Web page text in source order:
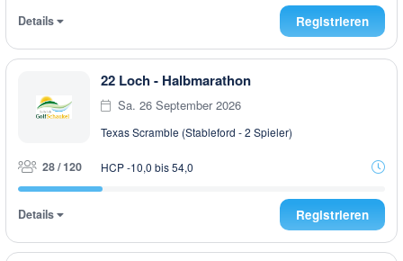
Details Registrieren
22 Loch - Halbmarathon
Sa. 26 September 2026
Texas Scramble (Stableford - 2 Spieler)
28 / 120 HCP -10,0 bis 54,0
Details Registrieren